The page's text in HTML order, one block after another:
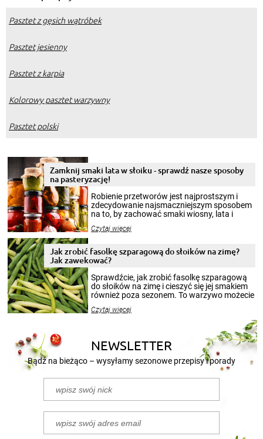
Pasztet z gęsich wątróbek
Pasztet jesienny
Pasztet z karpia
Kolorowy pasztet warzywny
Pasztet polski
Zamknij smaki lata w słoiku - sprawdź nasze sposoby
na pasteryzację!
Robienie przetworów jest najprostszym i
zdecydowanie najsmaczniejszym sposobem
na to, by zachować smaki wiosny, lata i
krajobrazów, by cieszyć nimi oko w sezonie
pełni poczuć atmosferę cieplejszych
miesięcy. Przygotowanie słoików ze
patenty, które pozwolą zachować świeżość
przetworów.
Czytaj więcej
Jak zrobić fasolkę szparagową do słoików na zimę?
Jak zawekować?
Sprawdźcie, jak zrobić fasolkę szparagową
do słoików na zimę i cieszyć się jej smakiem
również poza sezonem. To warzywo możecie
nasze propozycje!
Czytaj więcej
NEWSLETTER
Bądź na bieżąco – wysyłamy sezonowe przepisy i porady